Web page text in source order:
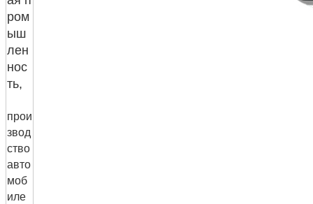
ром
ыш
лен
нос
ть,
прои
звод
ство
авто
моб
иле